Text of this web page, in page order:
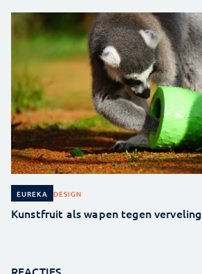
EUREKA DESIGN
Kunstfruit als wapen tegen verveling
REACTIES